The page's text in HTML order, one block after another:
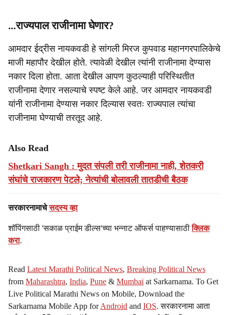
...राज्यपाल राजीनामा घेणार?
आमदार ईद्रीस नायकवडी हे सांगली मिरज कुपवाड महानगरपालिकेचे
माजी महापौर देखील होते. त्यावेळी देखील त्यांनी राजीनामा देण्यास
नकार दिला होता. आता देखील आपण कुठल्याही परिस्थितीत
राजीनामा देणार नसल्याचे स्पष्ट केले आहे. जर आमदार नायकवडी
यांनी राजीनामा देण्यास नकार दिल्यास स्वतः राज्यपाल त्यांचा
राजीनामा घेण्याची तरतूद आहे.
Also Read
Shetkari Sangh : मुदत संपली तरी राजीनामा नाही, शेतकरी
संघांचे राजकारण पेटले; नेत्यांची बोलावली तातडीची बैठक
सरकारनामाचेसदस्य व्हा
शॉपिंगसाठी 'सकाळ प्राईम डील्स'च्या भन्नाट ऑफर्स पाहण्यासाठीक्लिक
करा.
Read Latest Marathi Political News, Breaking Political News
from Maharashtra, India, Pune & Mumbai at Sarkarnama. To Get
Live Political Marathi News on Mobile, Download the
Sarkarnama Mobile App forAndroid and IOS. सरकारनामा आता